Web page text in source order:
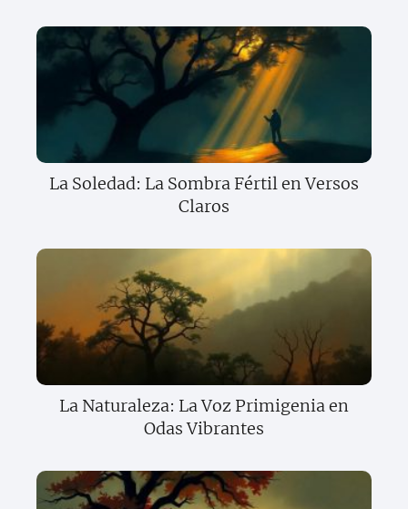
La Soledad: La Sombra Fértil en Versos
Claros
La Naturaleza: La Voz Primigenia en
Odas Vibrantes